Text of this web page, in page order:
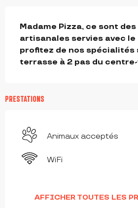
Madame Pizza, ce sont
artisanales servies avec le
profitez de nos spécialités
terrasse à 2 pas du
PRESTATIONS
Animaux acceptés
WiFi
AFFICHER TOUTES LES